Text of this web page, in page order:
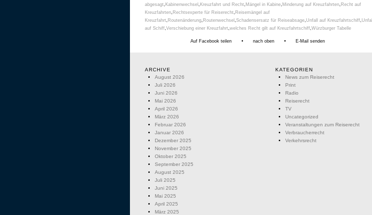
abgesagt, Kabinenwechsel , Kreuzfahrt und Recht, Mängel in Kabine, Minderung auf Kreuzfahrten, Recht auf
Kreuzfahrten, Rechtsexperte für Reiserecht, Reisemängel auf
Kreuzfahrt, Routenänderung, Routenwechsel ,Schadensersatz für Reiseabsage,Unfall auf Kreuzfahrtschiff,Unfall
auf Schiff,Verschiebung einer Kreuzfahrt,welches Recht gilt auf Kreuzfahrtschiff,Würzburger Tabelle
Auf Facebook teilen • nach oben • E-Mail senden
ARCHIVE
August 2026
Juli 2026
Juni 2026
Mai 2026
April 2026
März 2026
Februar 2026
Januar 2026
Dezember 2025
November 2025
Oktober 2025
September 2025
August 2025
Juli 2025
Juni 2025
Mai 2025
April 2025
März 2025
KATEGORIEN
News zum Reiserecht
Print
Radio
Reiserecht
TV
Uncategorized
Veranstaltungen zum Reiserecht
Verbraucherrecht
Verkehrsrecht